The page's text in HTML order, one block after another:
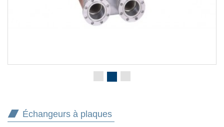
Échangeurs à plaques